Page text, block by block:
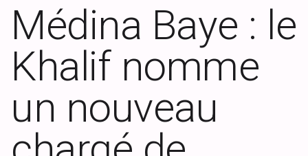
Médina Baye : le
Khalif nomme
un nouveau